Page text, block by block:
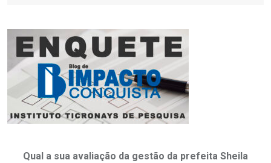
Qual a sua avaliação da gestão da prefeita Sheila